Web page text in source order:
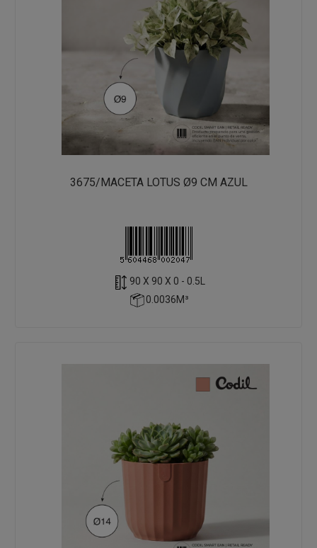
3675/MACETA LOTUS Ø9 CM AZUL
90 X 90 X 0 - 0.5L
0.0036M³